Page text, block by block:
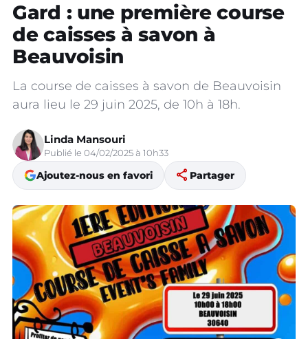
Gard : une première course
de caisses à savon à
Beauvoisin
La course de caisses à savon de Beauvoisin
aura lieu le 29 juin 2025, de 10h à 18h.
Linda Mansouri
Publié le 04/02/2025 à 10h33
Ajoutez-nous en favori share Partager